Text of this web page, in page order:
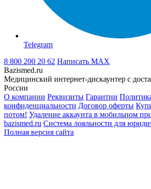
Telegram
8 800 200 20 62 Написать MAX
Bazismed.ru
Медицинский интернет-дискаунтер с
России
О компании Реквизиты Гарантии
конфиденциальности Договор оферты
потом! Удаление аккаунта в мобильном
bazismed.ru Система лояльности для
Полная версия сайта